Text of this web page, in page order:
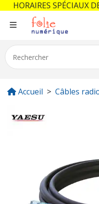
Accueil Câbles
HORAIRES SPÉCIAUX